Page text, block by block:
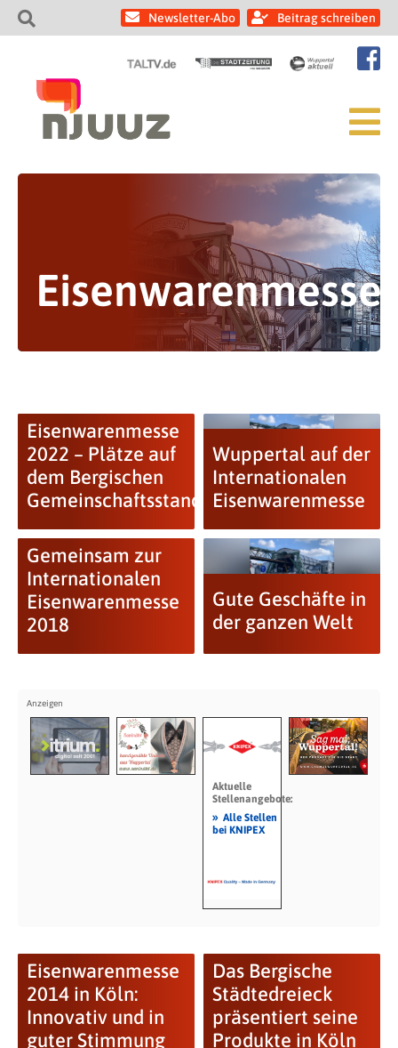
Newsletter-Abo Beitrag schreiben
Eisenwarenmesse
Eisenwarenmesse
2022 – Plätze auf
dem Bergischen
Gemeinschaftsstand...
Wuppertal auf der
Internationalen
Eisenwarenmesse
Gemeinsam zur
Internationalen
Eisenwarenmesse
2018
Gute Geschäfte in
der ganzen Welt
Aktuelle
Stellenangebote:
» Alle Stellen
bei KNIPEX
Eisenwarenmesse
2014 in Köln:
Innovativ und in
guter Stimmung
Das Bergische
Städtedreieck
präsentiert seine
Produkte in Köln